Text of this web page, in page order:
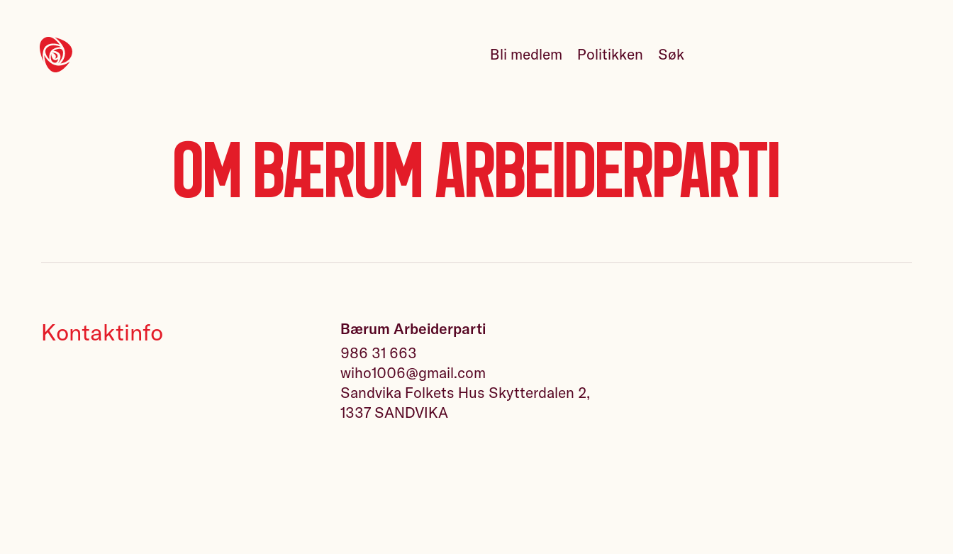
Bli medlem Politikken Søk
Om Bærum Arbeiderparti
Kontaktinfo
Bærum Arbeiderparti
986 31 663
wiho1006@gmail.com
Sandvika Folkets Hus Skytterdalen 2,
1337 SANDVIKA